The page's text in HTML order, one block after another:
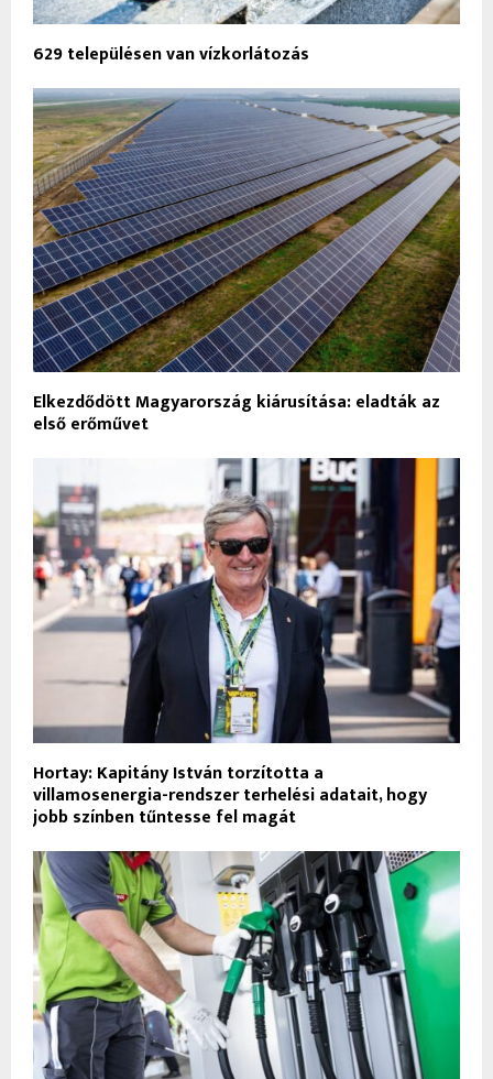
629 településen van vízkorlátozás
Elkezdődött Magyarország kiárusítása: eladták az
első erőművet
Hortay: Kapitány István torzította a
villamosenergia-rendszer terhelési adatait, hogy
jobb színben tűntesse fel magát